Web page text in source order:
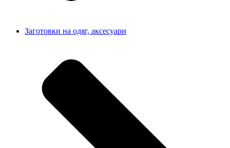
Заготовки на одяг, аксесуари